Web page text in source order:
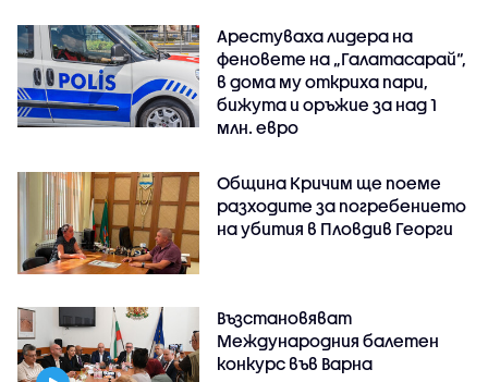
Арестуваха лидера на
феновете на „Галатасарай“,
в дома му откриха пари,
бижута и оръжие за над 1
млн. евро
Община Кричим ще поеме
разходите за погребението
на убития в Пловдив Георги
Възстановяват
Международния балетен
конкурс във Варна